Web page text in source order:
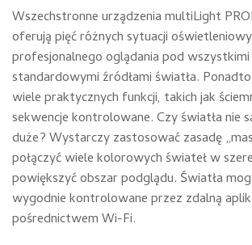
Wszechstronne urządzenia multiLight
oferują pięć różnych sytuacji
profesjonalnego oglądania pod
standardowymi źródłami światła.
wiele praktycznych funkcji, takich jak
sekwencje kontrolowane. Czy światła nie
duże? Wystarczy zastosować zasadę
połączyć wiele kolorowych świateł w
powiększyć obszar podglądu. Światła
wygodnie kontrolowane przez zdalną
pośrednictwem Wi-Fi.